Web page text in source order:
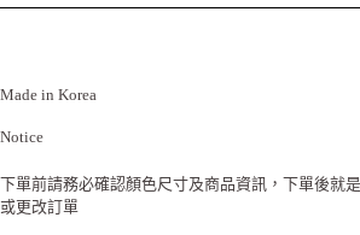
Made in Korea
Notice
下單前請務必確認顏色尺寸及商品資訊，下單後就
或更改訂單